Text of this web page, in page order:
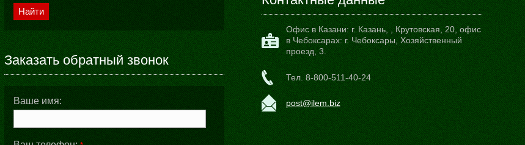
Найти
Заказать обратный звонок
Ваше имя:
Офис в Казани: г. Казань,,Крутовская, 20, офис
в Чебоксарах: г. Чебоксары, Хозяйственный
проезд, 3.
Тел.8-800-511-40-24
post@ilem.biz